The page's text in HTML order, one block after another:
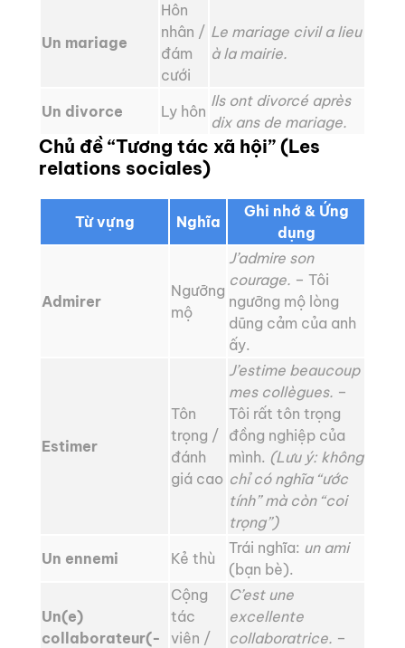
Un mariage
Hôn
nhân /
đám
cưới
Le mariage civil a lieu
à la mairie.
Un divorce Ly hôn
Ils ont divorcé après
dix ans de mariage.
Chủ đề “Tương tác xã hội” (Les
relations sociales)
Từ vựng Nghĩa
Ghi nhớ & Ứng
dụng
Admirer
Ngưỡng
mộ
J’admire son
courage. – Tôi
ngưỡng mộ lòng
dũng cảm của anh
ấy.
Estimer
Tôn
trọng /
đánh
giá cao
J’estime beaucoup
mes collègues. –
Tôi rất tôn trọng
đồng nghiệp của
mình. (Lưu ý: không
chỉ có nghĩa “ước
tính” mà còn “coi
trọng”)
Un ennemi
Kẻ thù
Trái nghĩa: un ami
(bạn bè).
Un(e)
collaborateur(-
Cộng
tác
viên /
C’est une
excellente
collaboratrice. –